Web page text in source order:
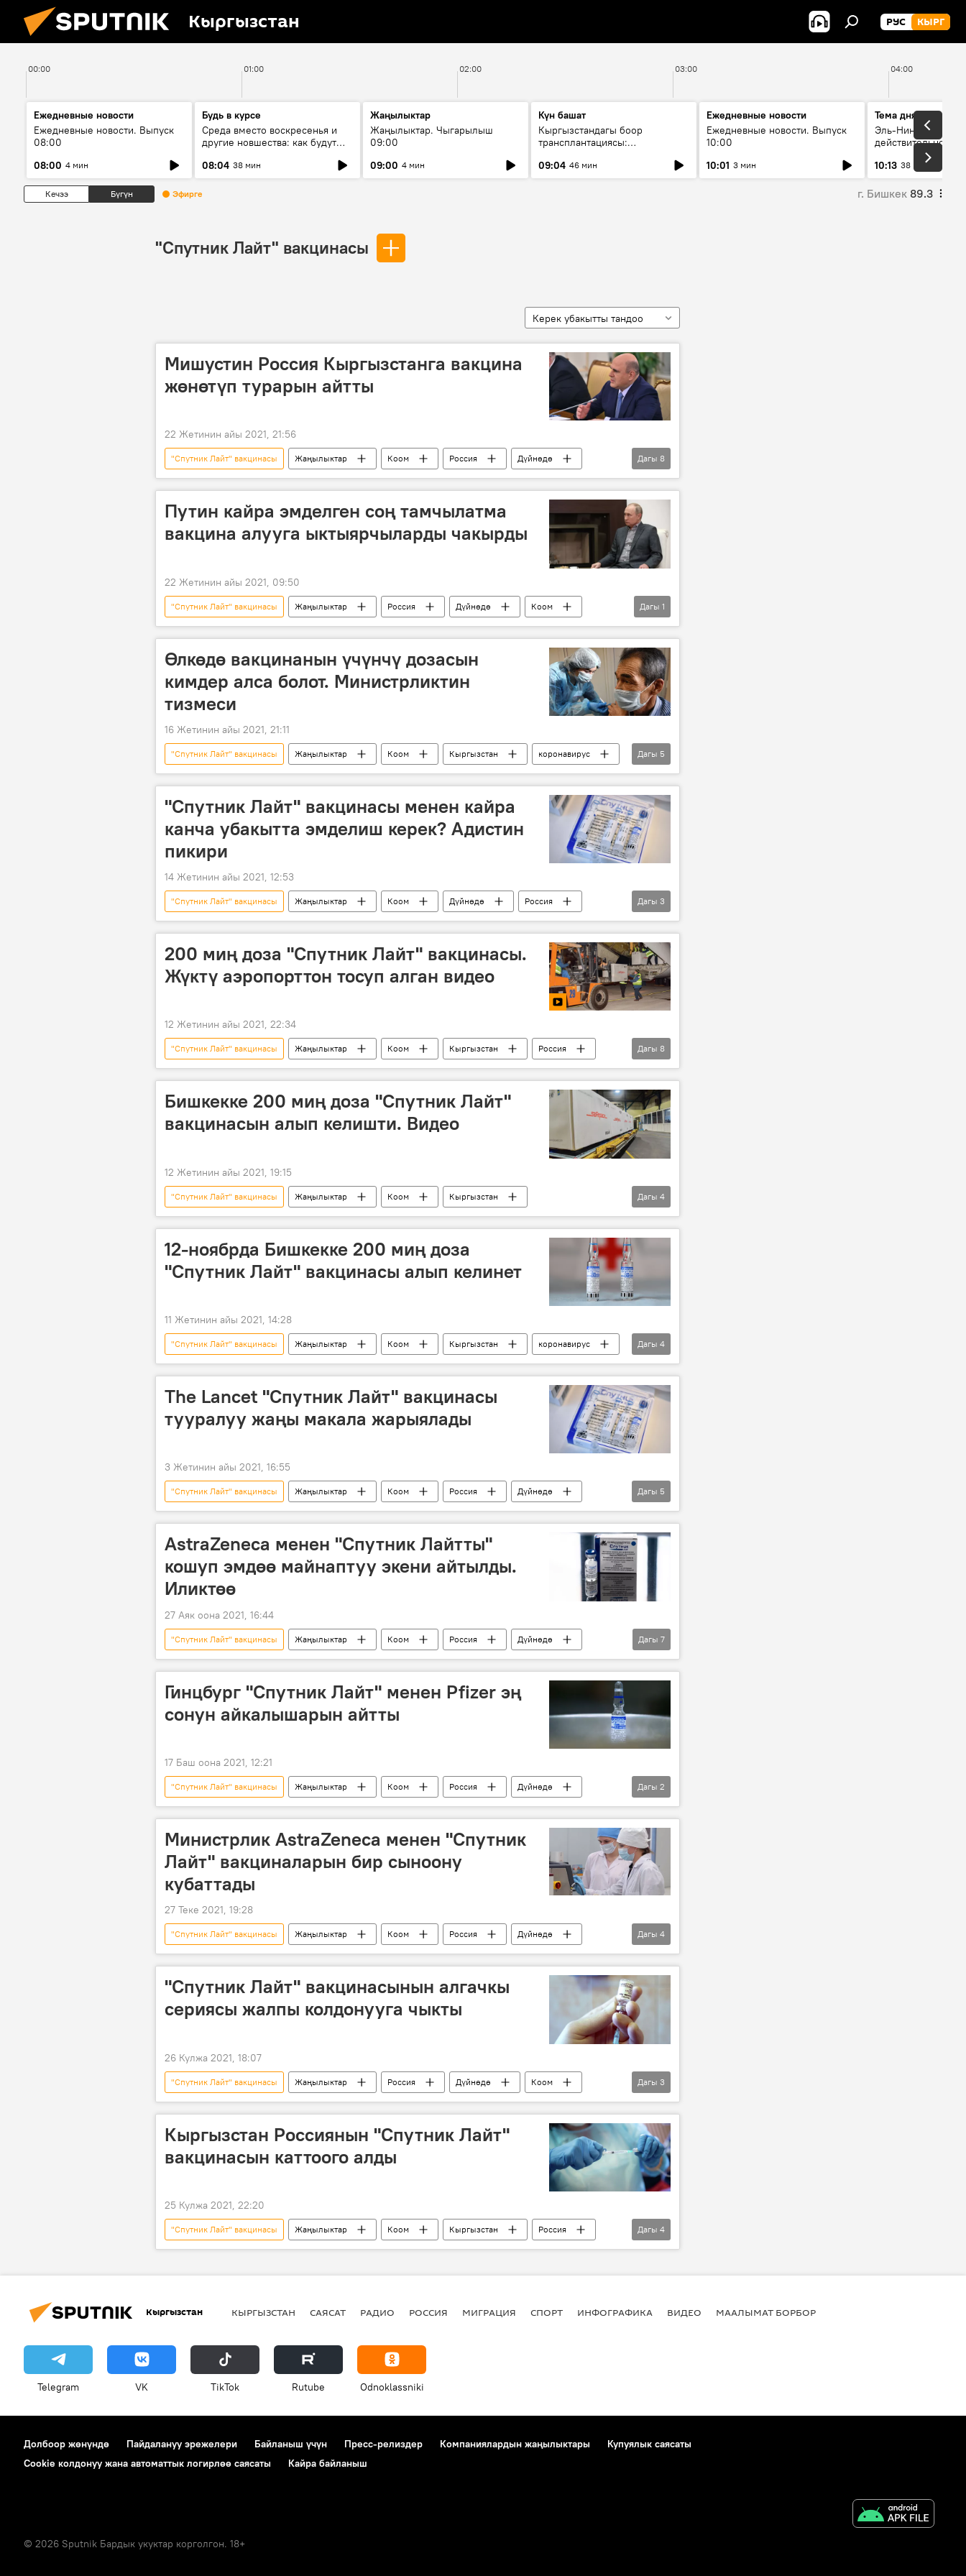
Кыргызстан РУС КЫРГ
00:00 01:00 02:00 03:00 04:00
Ежедневные новости
Ежедневные новости. Выпуск
08:00
08:00 4 мин
Будь в курсе
Среда вместо воскресенья и
другие новшества: как будут
08:04 38 мин
Жаңылыктар
Жаңылыктар. Чыгарылыш
09:00
09:00 4 мин
Күн башат
Кыргызстандагы боор
трансплантациясы:
келечеги
09:04 46 мин
Ежедневные новости
Ежедневные новости. Выпуск
10:00
10:01 3 мин
Тема дня
Эль-Ниньо, жара и
действительно
погоду в
10:13 38 мин
Кечээ Бүгүн Эфирге г. Бишкек 89.3
"Спутник Лайт" вакцинасы
Керек убакытты тандоо
Мишустин Россия Кыргызстанга вакцина
жөнөтүп турарын айтты
22 Жетинин айы 2021, 21:56
"Спутник Лайт" вакцинасы Жаңылыктар Коом Россия
Дүйнөдө
Кыргызстан
Саясат Михаил Мишустин вакцина
коронавирус
"Спутник V" вакцинасы
Дагы 8
Путин кайра эмделген соң тамчылатма
вакцина алууга ыктыярчыларды чакырды
22 Жетинин айы 2021, 09:50
"Спутник Лайт" вакцинасы Жаңылыктар Россия Дүйнөдө
Коом
Владимир Путин
Дагы 1
Өлкөдө вакцинанын үчүнчү дозасын
кимдер алса болот. Министрликтин
тизмеси
16 Жетинин айы 2021, 21:11
"Спутник Лайт" вакцинасы Жаңылыктар Коом Кыргызстан
коронавирус
вакцина
доза Кыргызстандагы коронавирус
Коронавируска каршы эмдөө
Дагы 5
"Спутник Лайт" вакцинасы менен кайра
канча убакытта эмделиш керек? Адистин
пикири
14 Жетинин айы 2021, 12:53
"Спутник Лайт" вакцинасы Жаңылыктар Коом Дүйнөдө
Россия
эмдөө
коронавирус "Спутник V" вакцинасы
Дагы 3
200 миң доза "Спутник Лайт" вакцинасы.
Жүктү аэропорттон тосуп алган видео
12 Жетинин айы 2021, 22:34
"Спутник Лайт" вакцинасы Жаңылыктар Коом Кыргызстан
Россия
Дүйнөдө
Видео Мультимедиа жүк
тосуп алуу
"Спутник V" вакцинасы
Дагы 8
Бишкекке 200 миң доза "Спутник Лайт"
вакцинасын алып келишти. Видео
12 Жетинин айы 2021, 19:15
"Спутник Лайт" вакцинасы Жаңылыктар Коом
Кыргызстан
"Спутник V" вакцинасы
Кыргызстандагы коронавирус
Коронавируска каршы эмдөө
Дагы 4
12-ноябрда Бишкекке 200 миң доза
"Спутник Лайт" вакцинасы алып келинет
11 Жетинин айы 2021, 14:28
"Спутник Лайт" вакцинасы Жаңылыктар Коом Кыргызстан
коронавирус
жардам
акча Коронавируска каршы эмдөө Россия
Дагы 4
The Lancet "Спутник Лайт" вакцинасы
тууралуу жаңы макала жарыялады
3 Жетинин айы 2021, 16:55
"Спутник Лайт" вакцинасы Жаңылыктар Коом Россия
Дүйнөдө
журнал
коронавирус жарыялоо
Дүйнөгө жайылган коронавирус
Дагы 5
AstraZeneca менен "Спутник Лайтты"
кошуп эмдөө майнаптуу экени айтылды.
Иликтөө
27 Аяк оона 2021, 16:44
"Спутник Лайт" вакцинасы Жаңылыктар Коом Россия
Дүйнөдө
коронавирус
вакцина эмдөө AstraZeneca
препарат
Дагы 7
Гинцбург "Спутник Лайт" менен Pfizer эң
сонун айкалышарын айтты
17 Баш оона 2021, 12:21
"Спутник Лайт" вакцинасы Жаңылыктар Коом Россия
Дүйнөдө
вакцина
Коронавируска каршы эмдөө
Дагы 2
Министрлик AstraZeneca менен "Спутник
Лайт" вакциналарын бир сыноону
кубаттады
27 Теке 2021, 19:28
"Спутник Лайт" вакцинасы Жаңылыктар Коом Россия
Дүйнөдө
AstraZeneca
сыноо вакцина Дүйнөгө жайылган коронавирус
Дагы 4
"Спутник Лайт" вакцинасынын алгачкы
сериясы жалпы колдонууга чыкты
26 Кулжа 2021, 18:07
"Спутник Лайт" вакцинасы Жаңылыктар Россия Дүйнөдө
Коом
жарандык
Коронавируска каршы эмдөө "Спутник V" вакцинасы
Дагы 3
Кыргызстан Россиянын "Спутник Лайт"
вакцинасын каттоого алды
25 Кулжа 2021, 22:20
"Спутник Лайт" вакцинасы Жаңылыктар Коом Кыргызстан
Россия
Дүйнөдө
каттоо Коронавируска каршы эмдөө "Спутник V" вакцинасы
Дагы 4
Кыргызстан КЫРГЫЗСТАН САЯСАТ РАДИО РОССИЯ МИГРАЦИЯ СПОРТ ИНФОГРАФИКА ВИДЕО МААЛЫМАТ БОРБОР
Telegram VK ТikТоk Rutube Odnoklassniki
Долбоор жөнүндө Пайдалануу эрежелери Байланыш үчүн Пресс-релиздер Компаниялардын жаңылыктары
Купуялык саясаты
Cookie колдонуу жана автоматтык логирлөө саясаты
Кайра байланыш
© 2026 Sputnik Бардык укуктар корголгон. 18+